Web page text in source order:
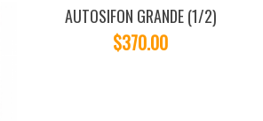
AUTOSIFON GRANDE (1/2)
$370.00